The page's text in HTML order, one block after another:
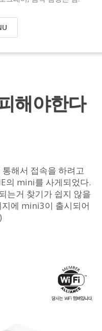
해야한다
해서 접속을 하려고
의 mini를 사게되었다.
는거 찾기가 쉽지 않을
에 mini3이 출시되어